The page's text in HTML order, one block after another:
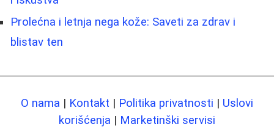
Prolećna i letnja nega kože: Saveti za zdrav i
blistav ten
O nama | Kontakt | Politika privatnosti | Uslovi
korišćenja | Marketinški servisi